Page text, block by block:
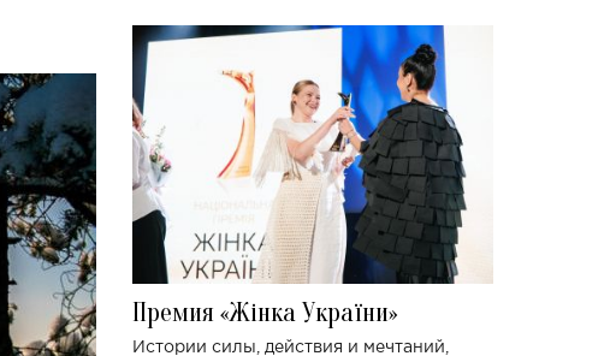
Премия «Жінка України»
Истории силы, действия и мечтаний,